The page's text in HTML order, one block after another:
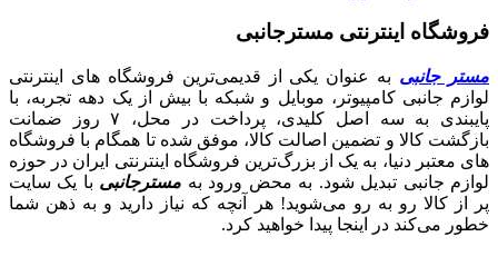
فروشگاه اینترنتی مسترجانبی
مستر جانبی به عنوان یکی از قدیمی‌ترین فروشگاه های اینترنتی
لوازم جانبی کامپیوتر، موبایل و شبکه با بیش از یک دهه تجربه، با
پایبندی به سه اصل کلیدی، پرداخت در محل، ۷ روز ضمانت
بازگشت کالا و تضمین اصالت کالا، موفق شده تا همگام با فروشگاه‌
های معتبر دنیا، به یک از بزرگ‌ترین فروشگاه اینترنتی ایران در حوزه
لوازم جانبی تبدیل شود. به محض ورود به مسترجانبی با یک سایت
پر از کالا رو به رو می‌شوید! هر آنچه که نیاز دارید و به ذهن شما
خطور می‌کند در اینجا پیدا خواهید کرد.